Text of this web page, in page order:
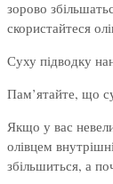
зорово
скористайтеся
Суху підводку
Пам’ятайте, що
Якщо у вас
олівцем
збільшиться, а